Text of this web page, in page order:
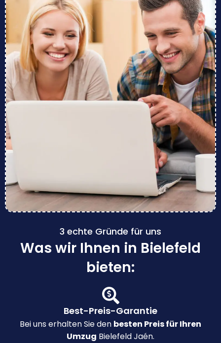
3 echte Gründe für uns
Was wir Ihnen in Bielefeld
bieten:
Best-Preis-Garantie
Bei uns erhalten Sie den besten Preis für Ihren
Umzug Bielefeld Jaén.